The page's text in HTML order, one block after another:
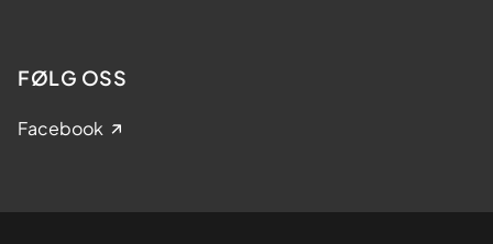
FØLG OSS
Facebook